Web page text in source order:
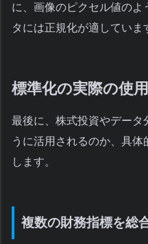
に、画像のピクセル値の
タには正規化が適していま
標準化の実際の使
最後に、株式投資やデータ
うに活用されるのか、具
します。
複数の財務指標を総